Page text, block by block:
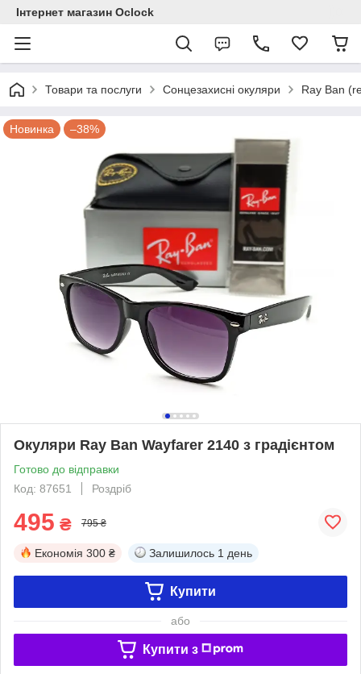
Інтернет магазин Ocloсk
Товари та послуги Сонцезахисні окуляри Ray Ban
Новинка –38%
Окуляри Ray Ban Wayfarer 2140 з градієнтом
Готово до відправки
Код: 87651
Роздріб
495 ₴ 795 ₴
Економія 300 ₴ Залишилось 1 день
Купити
або
Купити з